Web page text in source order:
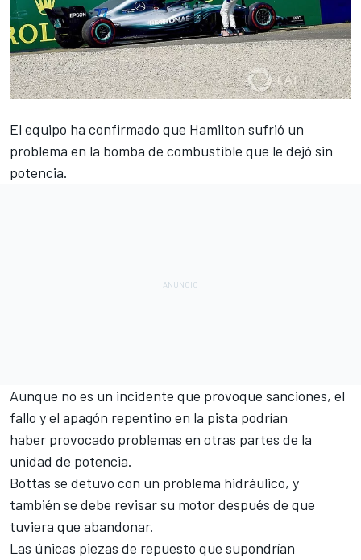
El equipo ha confirmado que Hamilton sufrió un
problema en la bomba de combustible que le dejó sin
potencia.
Aunque no es un incidente que provoque sanciones, el
fallo y el apagón repentino en la pista podrían
haber provocado problemas en otras partes de la
unidad de potencia.
Bottas se detuvo con un problema hidráulico, y
también se debe revisar su motor después de que
tuviera que abandonar.
Las únicas piezas de repuesto que supondrían